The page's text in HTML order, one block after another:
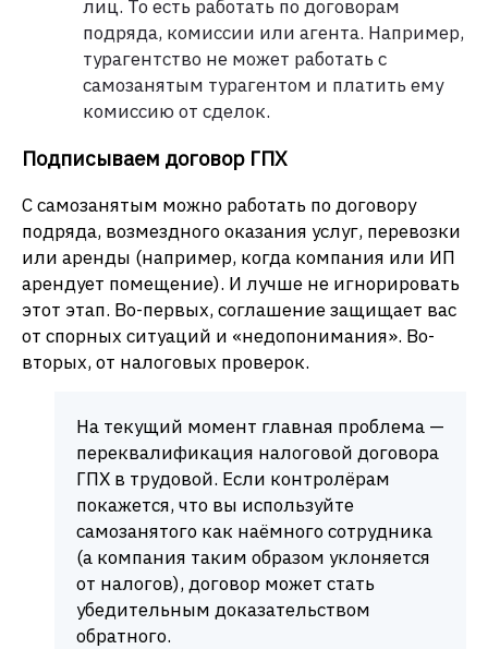
лиц. То есть работать по договорам
подряда, комиссии или агента. Например,
турагентство не может работать с
самозанятым турагентом и платить ему
комиссию от сделок.
Подписываем договор ГПХ
С самозанятым можно работать по договору
подряда, возмездного оказания услуг, перевозки
или аренды (например, когда компания или ИП
арендует помещение). И лучше не игнорировать
этот этап. Во-первых, соглашение защищает вас
от спорных ситуаций и «недопонимания». Во-
вторых, от налоговых проверок.
На текущий момент главная проблема —
переквалификация налоговой договора
ГПХ в трудовой. Если контролёрам
покажется, что вы используйте
самозанятого как наёмного сотрудника
(а компания таким образом уклоняется
от налогов), договор может стать
убедительным доказательством
обратного.